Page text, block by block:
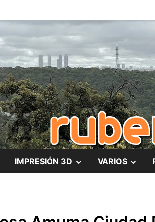
IMPRESIÓN 3D MOSTRAR
VARIOS